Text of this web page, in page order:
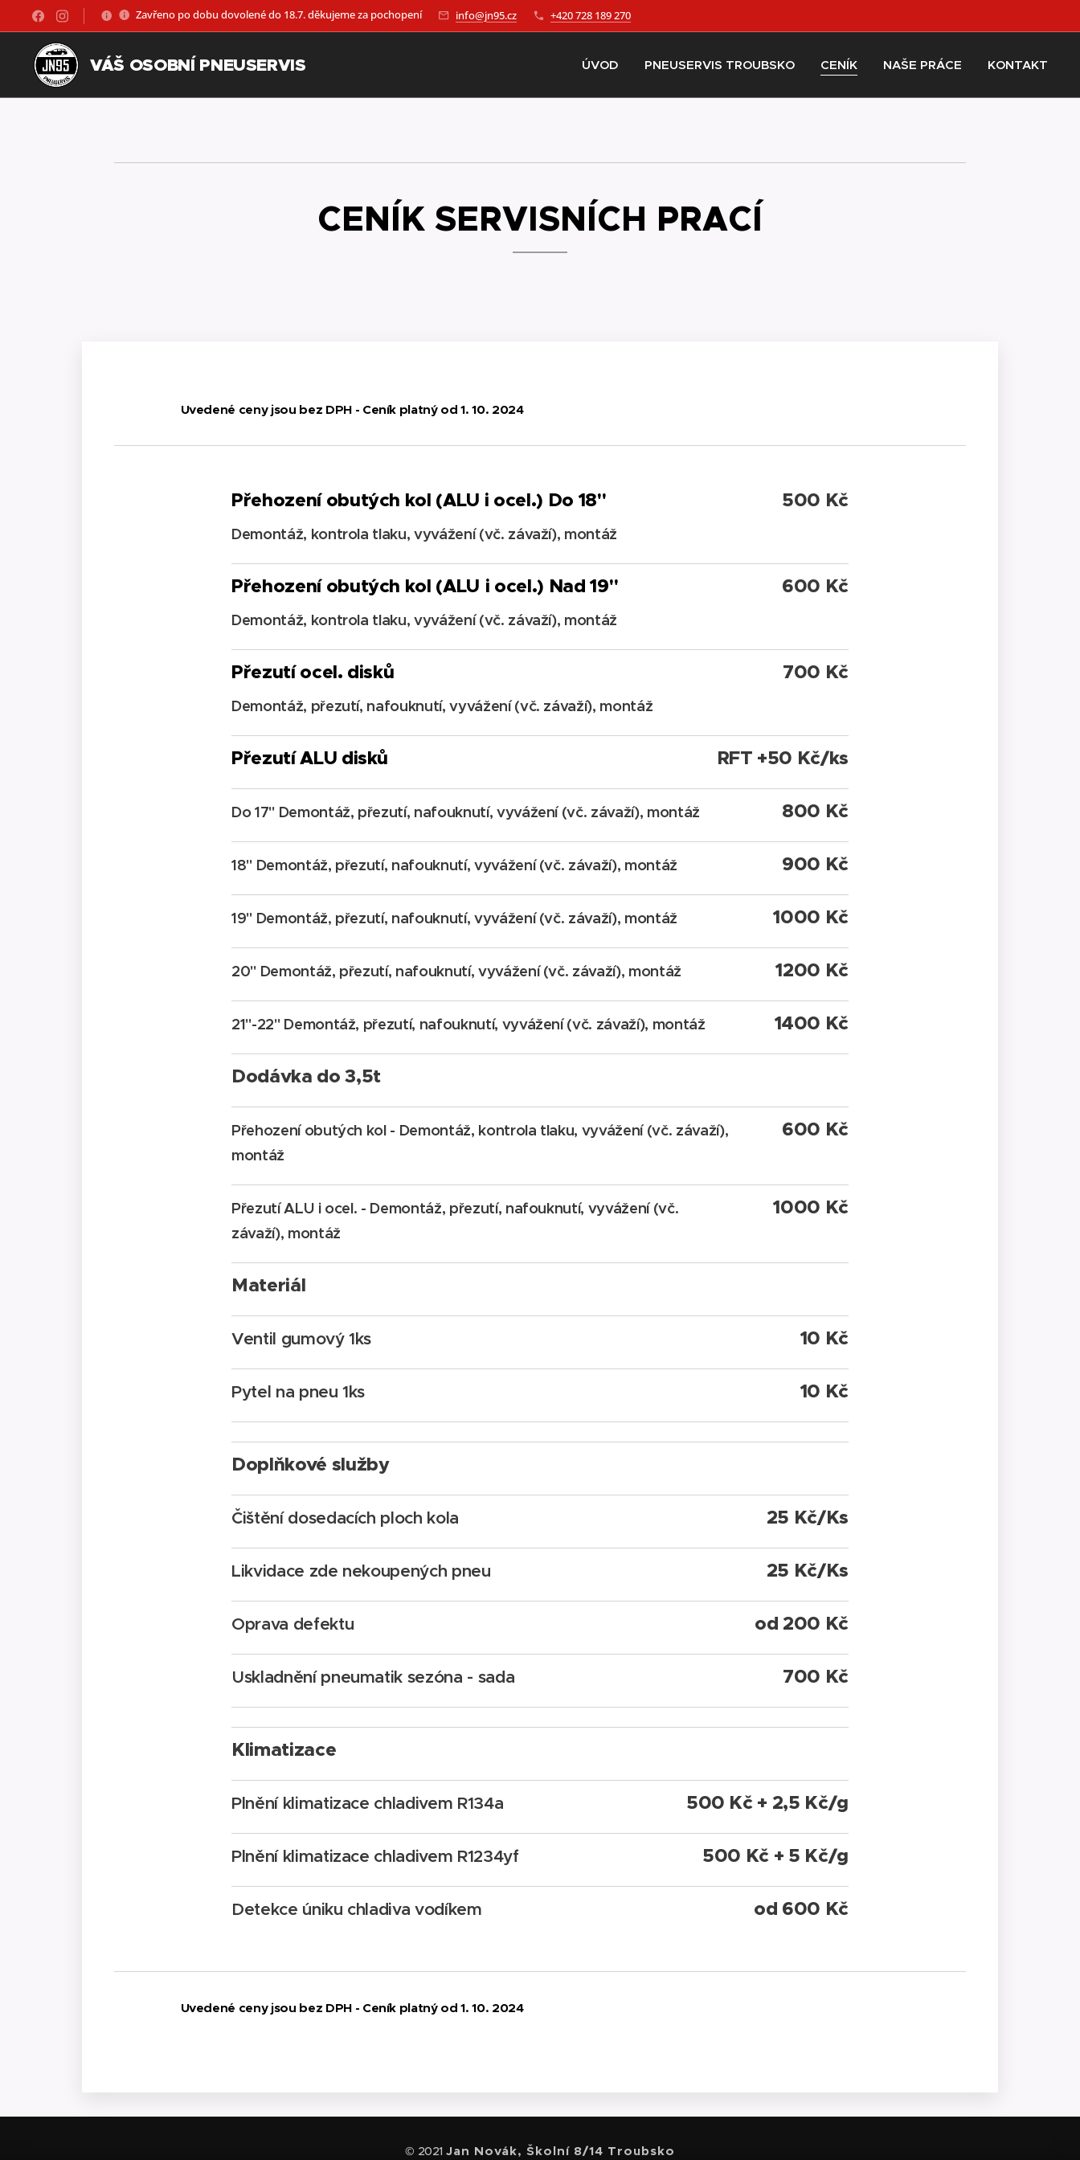
Zavřeno po dobu dovolené do 18.7. děkujeme za pochopení info@jn95.cz +420 728 189 270
VÁŠ OSOBNÍ PNEUSERVIS ÚVOD PNEUSERVIS TROUBSKO CENÍK NAŠE PRÁCE KONTAKT
CENÍK SERVISNÍCH PRACÍ
Uvedené ceny jsou bez DPH - Ceník platný od 1. 10. 2024
Přehození obutých kol (ALU i ocel.) Do 18"
Demontáž, kontrola tlaku, vyvážení (vč. závaží), montáž
500 Kč
Přehození obutých kol (ALU i ocel.) Nad 19"
Demontáž, kontrola tlaku, vyvážení (vč. závaží), montáž
600 Kč
Přezutí ocel. disků
Demontáž, přezutí, nafouknutí, vyvážení (vč. závaží), montáž
700 Kč
Přezutí ALU disků RFT +50 Kč/ks
Do 17" Demontáž, přezutí, nafouknutí, vyvážení (vč. závaží), montáž 800 Kč
18" Demontáž, přezutí, nafouknutí, vyvážení (vč. závaží), montáž 900 Kč
19" Demontáž, přezutí, nafouknutí, vyvážení (vč. závaží), montáž 1000 Kč
20" Demontáž, přezutí, nafouknutí, vyvážení (vč. závaží), montáž 1200 Kč
21"-22" Demontáž, přezutí, nafouknutí, vyvážení (vč. závaží), montáž 1400 Kč
Dodávka do 3,5t
Přehození obutých kol - Demontáž, kontrola tlaku, vyvážení (vč. závaží),
montáž
600 Kč
Přezutí ALU i ocel. - Demontáž, přezutí, nafouknutí, vyvážení (vč.
závaží), montáž
1000 Kč
Materiál
Ventil gumový 1ks 10 Kč
Pytel na pneu 1ks 10 Kč
Doplňkové služby
Čištění dosedacích ploch kola 25 Kč/Ks
Likvidace zde nekoupených pneu 25 Kč/Ks
Oprava defektu od 200 Kč
Uskladnění pneumatik sezóna - sada 700 Kč
Klimatizace
Plnění klimatizace chladivem R134a 500 Kč + 2,5 Kč/g
Plnění klimatizace chladivem R1234yf 500 Kč + 5 Kč/g
Detekce úniku chladiva vodíkem od 600 Kč
Uvedené ceny jsou bez DPH - Ceník platný od 1. 10. 2024
© 2021 Jan Novák, Školní 8/14 Troubsko